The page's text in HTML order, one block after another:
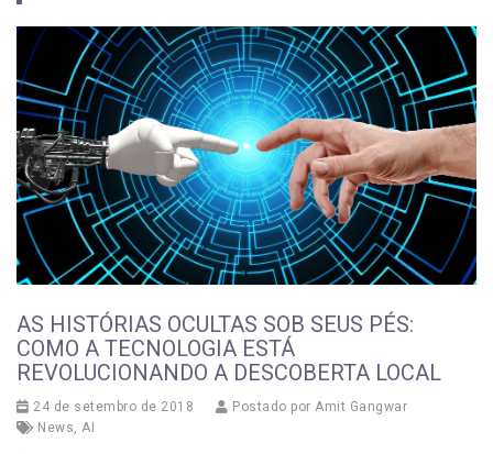
AS HISTÓRIAS OCULTAS SOB SEUS PÉS:
COMO A TECNOLOGIA ESTÁ
REVOLUCIONANDO A DESCOBERTA LOCAL
24 de setembro de 2018 Postado por Amit Gangwar
News, AI